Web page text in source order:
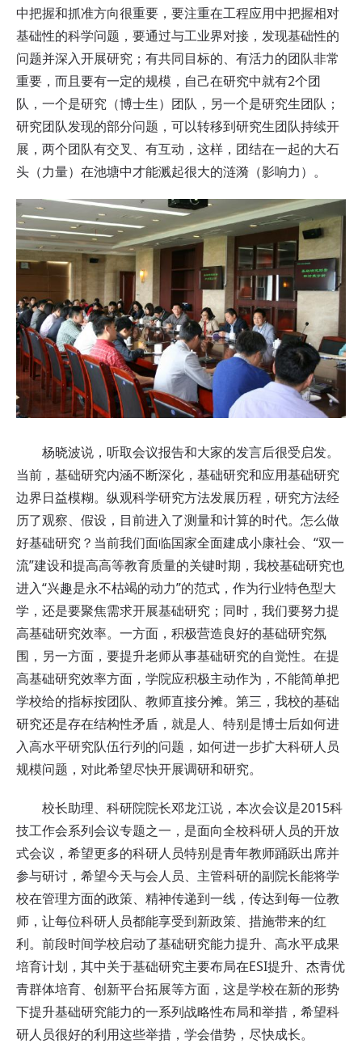
中把握和抓准方向很重要，要注重在工程应用中把握相对
基础性的科学问题，要通过与工业界对接，发现基础性的
问题并深入开展研究；有共同目标的、有活力的团队非常
重要，而且要有一定的规模，自己在研究中就有2个团
队，一个是研究（博士生）团队，另一个是研究生团队；
研究团队发现的部分问题，可以转移到研究生团队持续开
展，两个团队有交叉、有互动，这样，团结在一起的大石
头（力量）在池塘中才能溅起很大的涟漪（影响力）。
杨晓波说，听取会议报告和大家的发言后很受启发。
当前，基础研究内涵不断深化，基础研究和应用基础研究
边界日益模糊。纵观科学研究方法发展历程，研究方法经
历了观察、假设，目前进入了测量和计算的时代。怎么做
好基础研究？当前我们面临国家全面建成小康社会、“双一
流”建设和提高高等教育质量的关键时期，我校基础研究也
进入“兴趣是永不枯竭的动力”的范式，作为行业特色型大
学，还是要聚焦需求开展基础研究；同时，我们要努力提
高基础研究效率。一方面，积极营造良好的基础研究氛
围，另一方面，要提升老师从事基础研究的自觉性。在提
高基础研究效率方面，学院应积极主动作为，不能简单把
学校给的指标按团队、教师直接分摊。第三，我校的基础
研究还是存在结构性矛盾，就是人、特别是博士后如何进
入高水平研究队伍行列的问题，如何进一步扩大科研人员
规模问题，对此希望尽快开展调研和研究。
校长助理、科研院院长邓龙江说，本次会议是2015科
技工作会系列会议专题之一，是面向全校科研人员的开放
式会议，希望更多的科研人员特别是青年教师踊跃出席并
参与研讨，希望今天与会人员、主管科研的副院长能将学
校在管理方面的政策、精神传递到一线，传达到每一位教
师，让每位科研人员都能享受到新政策、措施带来的红
利。前段时间学校启动了基础研究能力提升、高水平成果
培育计划，其中关于基础研究主要布局在ESI提升、杰青优
青群体培育、创新平台拓展等方面，这是学校在新的形势
下提升基础研究能力的一系列战略性布局和举措，希望科
研人员很好的利用这些举措，学会借势，尽快成长。